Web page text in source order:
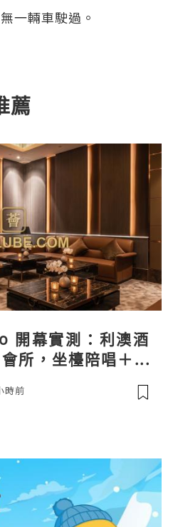
一輛車駛過。
薦
開幕實測：利澳酒
所，坐檯陪唱＋水
時前